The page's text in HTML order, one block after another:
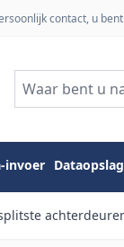
contact, u
invoer